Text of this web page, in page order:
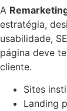
A
estratégia,
usabilidade,
página deve
cliente.
Sites
Landing